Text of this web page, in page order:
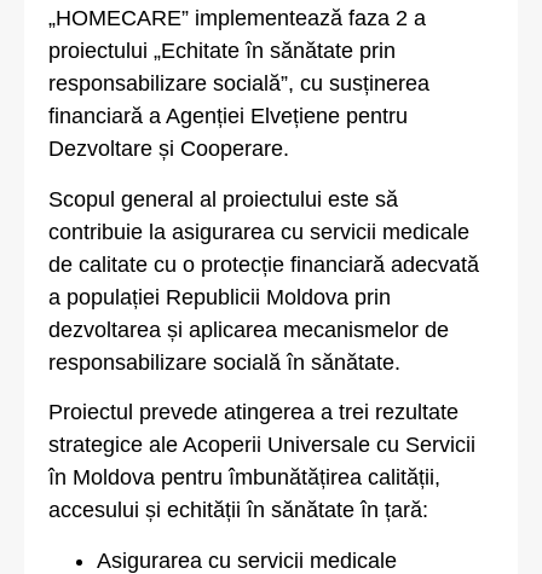
„HOMECARE” implementează faza 2 a
proiectului „Echitate în sănătate prin
responsabilizare socială”, cu susținerea
financiară a Agenției Elvețiene pentru
Dezvoltare și Cooperare.
Scopul general al proiectului este să
contribuie la asigurarea cu servicii medicale
de calitate cu o protecție financiară adecvată
a populației Republicii Moldova prin
dezvoltarea și aplicarea mecanismelor de
responsabilizare socială în sănătate.
Proiectul prevede atingerea a trei rezultate
strategice ale Acoperii Universale cu Servicii
în Moldova pentru îmbunătățirea calității,
accesului și echității în sănătate în țară:
Asigurarea cu servicii medicale